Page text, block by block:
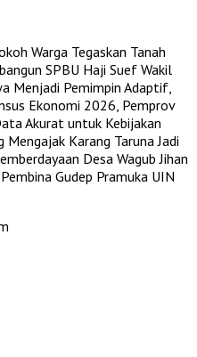
Warga Tegaskan Tanah
SPBU Haji Suef Wakil
Menjadi Pemimpin Adaptif,
Ekonomi 2026, Pemprov
Akurat untuk Kebijakan
Mengajak Karang Taruna Jadi
Desa Wagub Jihan
Gudep Pramuka UIN